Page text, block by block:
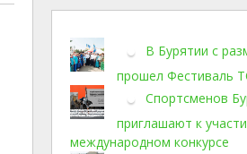
В Бурятии с
прошел Фестиваль
Спортсменов
приглашают к
международном конкурсе